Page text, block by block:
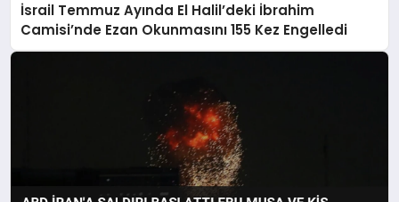
İsrail Temmuz Ayında El Halil’deki İbrahim
Camisi’nde Ezan Okunmasını 155 Kez Engelledi